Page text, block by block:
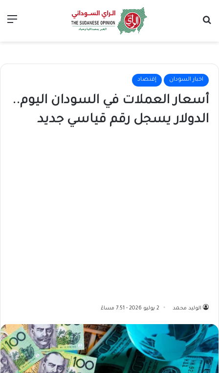
اخبار السودان إقتصاد
أسعار العملات في السودان اليوم..
الدولار يسجل رقم قياسي جديد
الوليد محمد 2 يوليو 2026 - 7:51 مساءً